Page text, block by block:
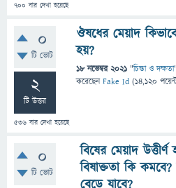
700 বার দেখা হয়েছে
0
টি ভোট
2
টি উত্তর
536 বার দেখা হয়েছে
ঔষধের মেয়াদ
হয়?
18 নভেম্বর 2021 "চিন্তা ও দক্ষতা
করেছেনFake Id (14,120
0
টি ভোট
বিষের মেয়াদ
বিষাক্ততা কি